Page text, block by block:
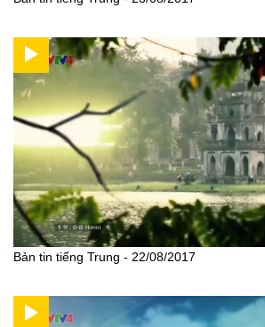
Bản tin tiếng Trung - 22/08/2017